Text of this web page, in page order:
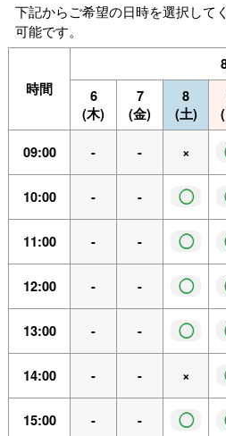
下記からご希望の日時を選択して
可能です。
時間
6
(木)
7
(金)
8
(土)
09:00 - - ×
10:00 - - ◯
11:00 - - ◯
12:00 - - ◯
13:00 - - ◯
14:00 - - ×
15:00 - - ◯